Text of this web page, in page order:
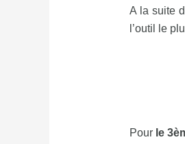
A la suite
l’outil le
Pour le